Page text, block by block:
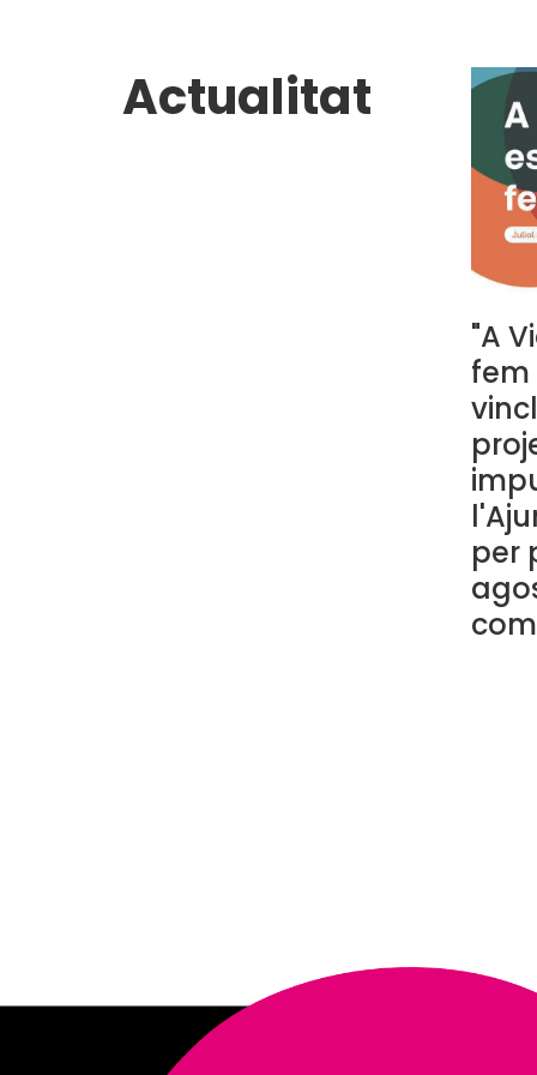
Actualitat
"A
fem
per
I